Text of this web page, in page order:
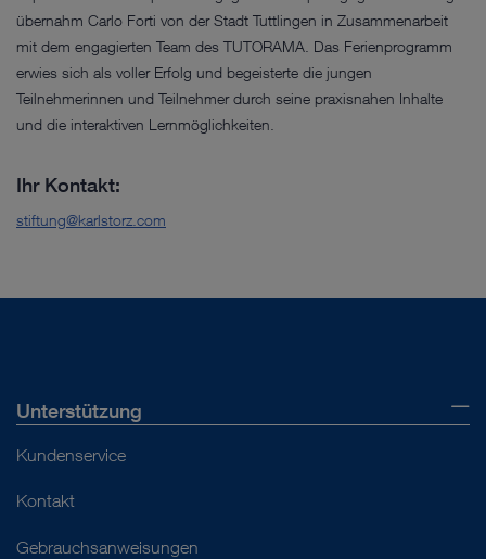
übernahm Carlo Forti von der Stadt Tuttlingen in Zusammenarbeit
mit dem engagierten Team des TUTORAMA. Das Ferienprogramm
erwies sich als voller Erfolg und begeisterte die jungen
Teilnehmerinnen und Teilnehmer durch seine praxisnahen Inhalte
und die interaktiven Lernmöglichkeiten.
Ihr Kontakt:
stiftung@karlstorz.com
Unterstützung
Kundenservice
Kontakt
Gebrauchsanweisungen